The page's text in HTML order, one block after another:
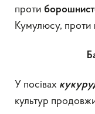
проти
Кумулюсу, проти
У посівах
культур